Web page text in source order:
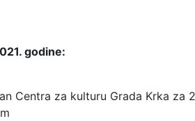
godine:
Centra za kulturu Grada Krka za